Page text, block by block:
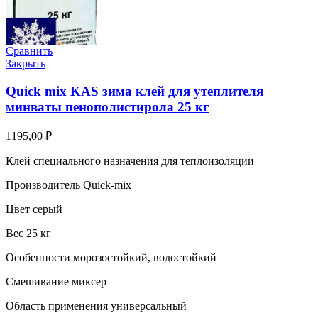
Сравнить
Закрыть
Quick mix KAS зима клей для утеплителя
минваты пенополистирола 25 кг
1195,00 ₽
Клей специального назначения для теплоизоляции
Производитель Quick-mix
Цвет серый
Вес 25 кг
Особенности морозостойкий, водостойкий
Смешивание миксер
Область применения универсальный